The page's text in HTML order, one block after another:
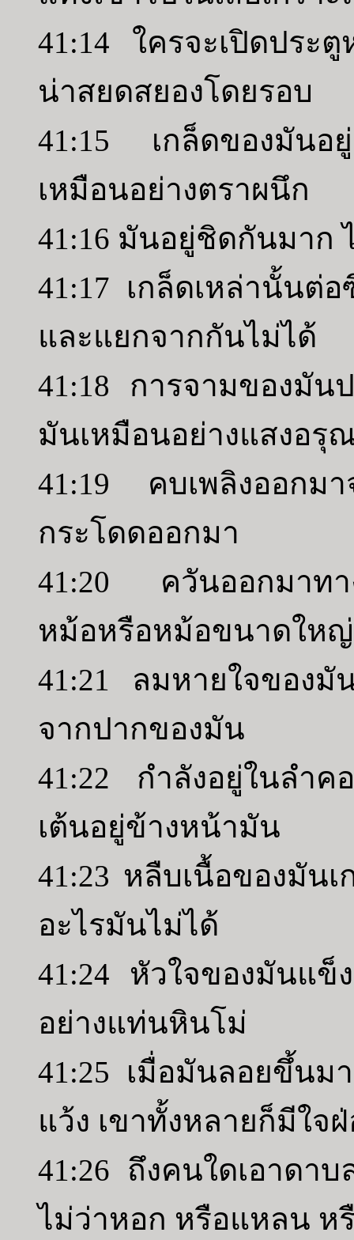
41:14 ใครจะเปิดปร
น่าสยดสยองโดยรอบ
41:15 เกล็ดของมัน
เหมือนอย่างตราผนึก
41:16 มันอยู่ชิดกันมาก
41:17 เกล็ดเหล่านั้นต่
และแยกจากกันไม่ได้
41:18 การจามของมัน
มันเหมือนอย่างแสงอรุ
41:19 คบเพลิงออกม
กระโดดออกมา
41:20 ควันออกมาทา
หม้อหรือหม้อขนาดให
41:21 ลมหายใจของมั
จากปากของมัน
41:22 กำลังอยู่ในลำ
เต้นอยู่ข้างหน้ามัน
41:23 หลืบเนื้อของมัน
อะไรมันไม่ได้
41:24 หัวใจของมันแข็
อย่างแท่นหินโม่
41:25 เมื่อมันลอยขึ้น
แว้ง เขาทั้งหลายก็มีใจ
41:26 ถึงคนใดเอาดา
ไม่ว่าหอก หรือแหลน ห